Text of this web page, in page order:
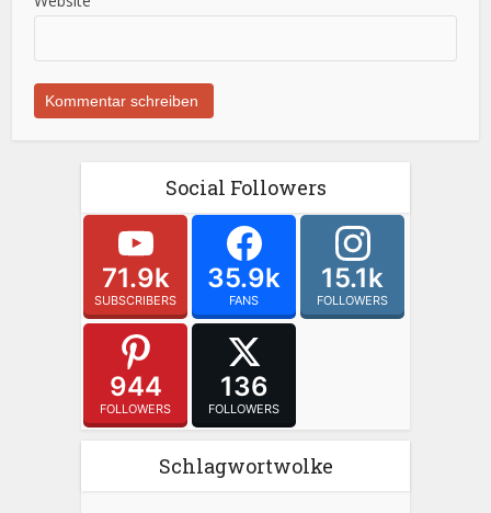
Social Followers
71.9k
SUBSCRIBERS
35.9k
FANS
15.1k
FOLLOWERS
944
FOLLOWERS
136
FOLLOWERS
Schlagwortwolke